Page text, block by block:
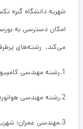
شهریه دانشگاه گبزه
امکان دسترسی به
می‌کند. رشته‌های
1.رشته مهندسی کامپیوتر: شهریه سالانه برای این رشته 60000 لیر.
2.رشته مهندسی هوانوردی: شهریه سالانه برای این رشته 72000 لیر.
3.مهندسی عمران: شهریه سالانه برای این رشته 60000 لیر.